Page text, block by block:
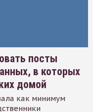
посты
в которых
домой
как минимум